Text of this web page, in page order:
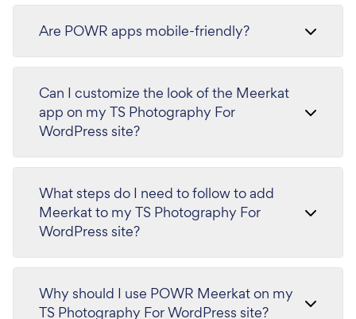
Are POWR apps mobile-friendly?
Can I customize the look of the Meerkat
app on my TS Photography For
WordPress site?
What steps do I need to follow to add
Meerkat to my TS Photography For
WordPress site?
Why should I use POWR Meerkat on my
TS Photography For WordPress site?